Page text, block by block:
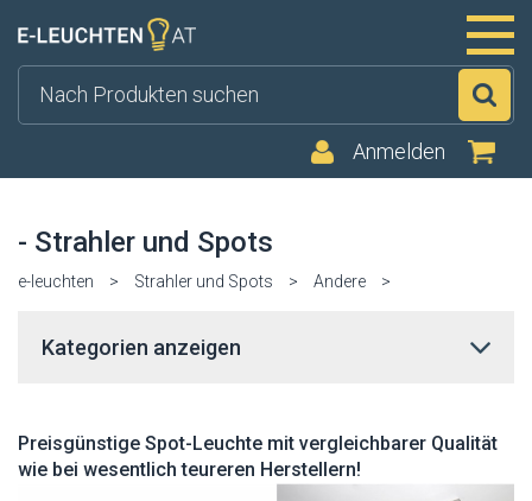
Anmelden
- Strahler und Spots
e-leuchten > Strahler und Spots > Andere >
Kategorien anzeigen
Preisgünstige Spot-Leuchte mit vergleichbarer Qualität
wie bei wesentlich teureren Herstellern!